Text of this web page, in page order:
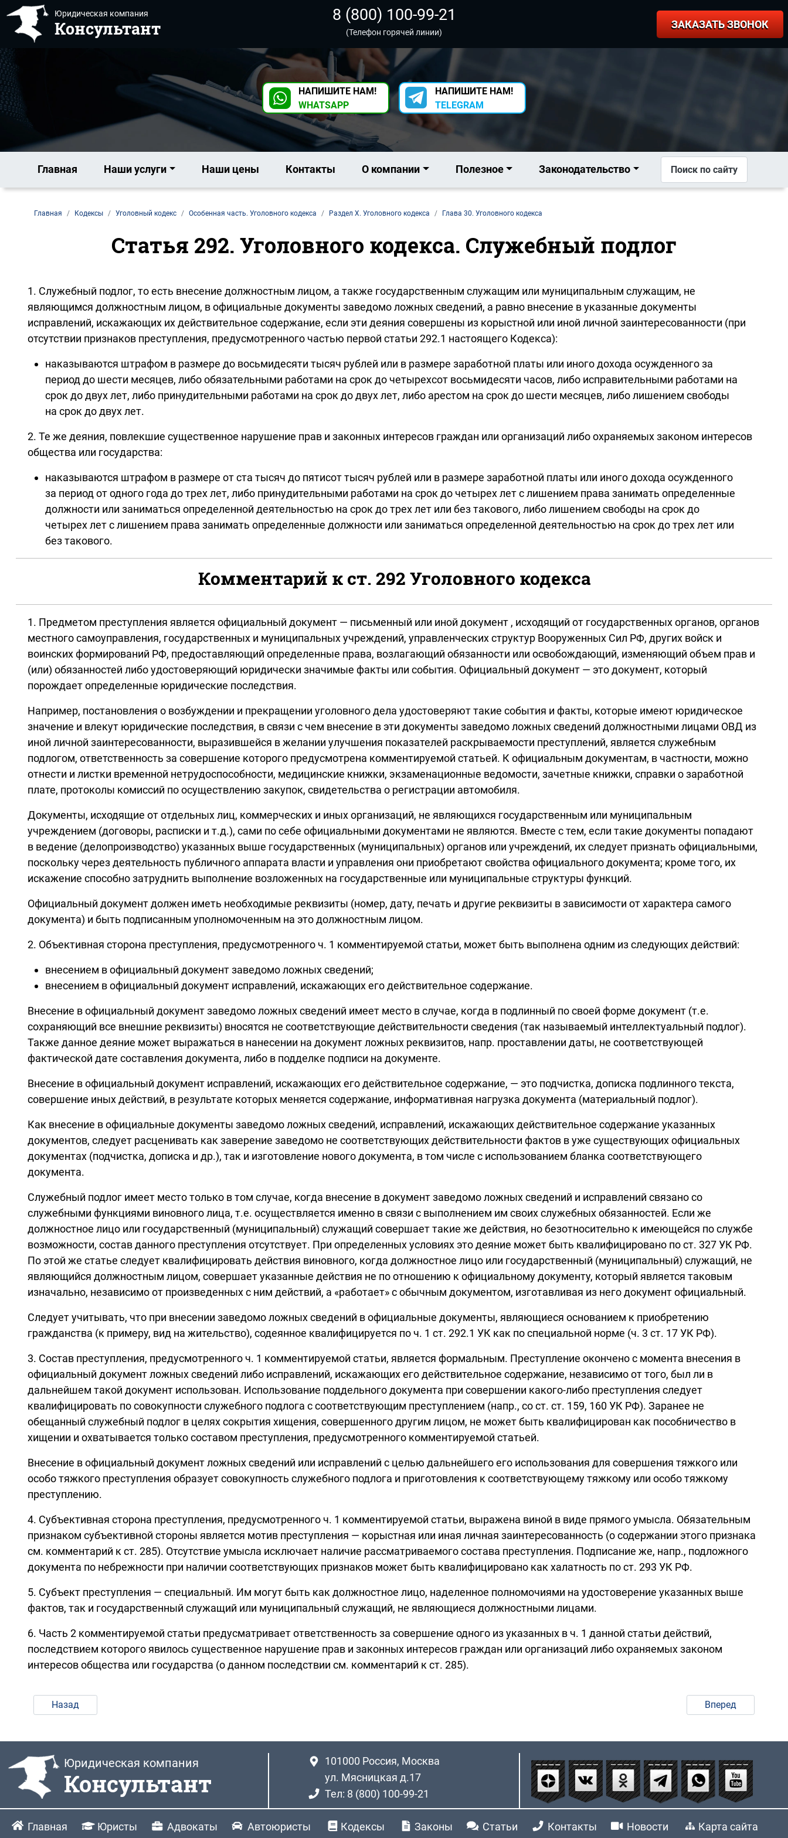
Юридическая компания
Консультант
8 (800) 100-99-21
(Телефон горячей линии)
ЗАКАЗАТЬ ЗВОНОК
НАПИШИТЕ НАМ!
WHATSAPP
НАПИШИТЕ НАМ!
TELEGRAM
Главная Наши услуги Наши цены Контакты О компании Полезное Законодательство Поиск по сайту
Главная Кодексы Уголовный кодекс Особенная часть. Уголовного кодекса Раздел X. Уголовного кодекса Глава 30. Уголовного кодекса
Статья 292. Уголовного кодекса. Служебный подлог
1. Служебный подлог, то есть внесение должностным лицом, а также государственным служащим или муниципальным служащим, не
являющимся должностным лицом, в официальные документы заведомо ложных сведений, а равно внесение в указанные документы
исправлений, искажающих их действительное содержание, если эти деяния совершены из корыстной или иной личной заинтересованности (при
отсутствии признаков преступления, предусмотренного частью первой статьи 292.1 настоящего Кодекса):
наказываются штрафом в размере до восьмидесяти тысяч рублей или в размере заработной платы или иного дохода осужденного за
период до шести месяцев, либо обязательными работами на срок до четырехсот восьмидесяти часов, либо исправительными работами на
срок до двух лет, либо принудительными работами на срок до двух лет, либо арестом на срок до шести месяцев, либо лишением свободы
на срок до двух лет.
2. Те же деяния, повлекшие существенное нарушение прав и законных интересов граждан или организаций либо охраняемых законом интересов
общества или государства:
наказываются штрафом в размере от ста тысяч до пятисот тысяч рублей или в размере заработной платы или иного дохода осужденного
за период от одного года до трех лет, либо принудительными работами на срок до четырех лет с лишением права занимать определенные
должности или заниматься определенной деятельностью на срок до трех лет или без такового, либо лишением свободы на срок до
четырех лет с лишением права занимать определенные должности или заниматься определенной деятельностью на срок до трех лет или
без такового.
Комментарий к ст. 292 Уголовного кодекса
1. Предметом преступления является официальный документ — письменный или иной документ , исходящий от государственных органов, органов
местного самоуправления, государственных и муниципальных учреждений, управленческих структур Вооруженных Сил РФ, других войск и
воинских формирований РФ, предоставляющий определенные права, возлагающий обязанности или освобождающий, изменяющий объем прав и
(или) обязанностей либо удостоверяющий юридически значимые факты или события. Официальный документ — это документ, который
порождает определенные юридические последствия.
Например, постановления о возбуждении и прекращении уголовного дела удостоверяют такие события и факты, которые имеют юридическое
значение и влекут юридические последствия, в связи с чем внесение в эти документы заведомо ложных сведений должностными лицами ОВД из
иной личной заинтересованности, выразившейся в желании улучшения показателей раскрываемости преступлений, является служебным
подлогом, ответственность за совершение которого предусмотрена комментируемой статьей. К официальным документам, в частности, можно
отнести и листки временной нетрудоспособности, медицинские книжки, экзаменационные ведомости, зачетные книжки, справки о заработной
плате, протоколы комиссий по осуществлению закупок, свидетельства о регистрации автомобиля.
Документы, исходящие от отдельных лиц, коммерческих и иных организаций, не являющихся государственным или муниципальным
учреждением (договоры, расписки и т.д.), сами по себе официальными документами не являются. Вместе с тем, если такие документы попадают
в ведение (делопроизводство) указанных выше государственных (муниципальных) органов или учреждений, их следует признать официальными,
поскольку через деятельность публичного аппарата власти и управления они приобретают свойства официального документа; кроме того, их
искажение способно затруднить выполнение возложенных на государственные или муниципальные структуры функций.
Официальный документ должен иметь необходимые реквизиты (номер, дату, печать и другие реквизиты в зависимости от характера самого
документа) и быть подписанным уполномоченным на это должностным лицом.
2. Объективная сторона преступления, предусмотренного ч. 1 комментируемой статьи, может быть выполнена одним из следующих действий:
внесением в официальный документ заведомо ложных сведений;
внесением в официальный документ исправлений, искажающих его действительное содержание.
Внесение в официальный документ заведомо ложных сведений имеет место в случае, когда в подлинный по своей форме документ (т.е.
сохраняющий все внешние реквизиты) вносятся не соответствующие действительности сведения (так называемый интеллектуальный подлог).
Также данное деяние может выражаться в нанесении на документ ложных реквизитов, напр. проставлении даты, не соответствующей
фактической дате составления документа, либо в подделке подписи на документе.
Внесение в официальный документ исправлений, искажающих его действительное содержание, — это подчистка, дописка подлинного текста,
совершение иных действий, в результате которых меняется содержание, информативная нагрузка документа (материальный подлог).
Как внесение в официальные документы заведомо ложных сведений, исправлений, искажающих действительное содержание указанных
документов, следует расценивать как заверение заведомо не соответствующих действительности фактов в уже существующих официальных
документах (подчистка, дописка и др.), так и изготовление нового документа, в том числе с использованием бланка соответствующего
документа.
Служебный подлог имеет место только в том случае, когда внесение в документ заведомо ложных сведений и исправлений связано со
служебными функциями виновного лица, т.е. осуществляется именно в связи с выполнением им своих служебных обязанностей. Если же
должностное лицо или государственный (муниципальный) служащий совершает такие же действия, но безотносительно к имеющейся по службе
возможности, состав данного преступления отсутствует. При определенных условиях это деяние может быть квалифицировано по ст. 327 УК РФ.
По этой же статье следует квалифицировать действия виновного, когда должностное лицо или государственный (муниципальный) служащий, не
являющийся должностным лицом, совершает указанные действия не по отношению к официальному документу, который является таковым
изначально, независимо от произведенных с ним действий, а «работает» с обычным документом, изготавливая из него документ официальный.
Следует учитывать, что при внесении заведомо ложных сведений в официальные документы, являющиеся основанием к приобретению
гражданства (к примеру, вид на жительство), содеянное квалифицируется по ч. 1 ст. 292.1 УК как по специальной норме (ч. 3 ст. 17 УК РФ).
3. Состав преступления, предусмотренного ч. 1 комментируемой статьи, является формальным. Преступление окончено с момента внесения в
официальный документ ложных сведений либо исправлений, искажающих его действительное содержание, независимо от того, был ли в
дальнейшем такой документ использован. Использование поддельного документа при совершении какого-либо преступления следует
квалифицировать по совокупности служебного подлога с соответствующим преступлением (напр., со ст. ст. 159, 160 УК РФ). Заранее не
обещанный служебный подлог в целях сокрытия хищения, совершенного другим лицом, не может быть квалифицирован как пособничество в
хищении и охватывается только составом преступления, предусмотренного комментируемой статьей.
Внесение в официальный документ ложных сведений или исправлений с целью дальнейшего его использования для совершения тяжкого или
особо тяжкого преступления образует совокупность служебного подлога и приготовления к соответствующему тяжкому или особо тяжкому
преступлению.
4. Субъективная сторона преступления, предусмотренного ч. 1 комментируемой статьи, выражена виной в виде прямого умысла. Обязательным
признаком субъективной стороны является мотив преступления — корыстная или иная личная заинтересованность (о содержании этого признака
см. комментарий к ст. 285). Отсутствие умысла исключает наличие рассматриваемого состава преступления. Подписание же, напр., подложного
документа по небрежности при наличии соответствующих признаков может быть квалифицировано как халатность по ст. 293 УК РФ.
5. Субъект преступления — специальный. Им могут быть как должностное лицо, наделенное полномочиями на удостоверение указанных выше
фактов, так и государственный служащий или муниципальный служащий, не являющиеся должностными лицами.
6. Часть 2 комментируемой статьи предусматривает ответственность за совершение одного из указанных в ч. 1 данной статьи действий,
последствием которого явилось существенное нарушение прав и законных интересов граждан или организаций либо охраняемых законом
интересов общества или государства (о данном последствии см. комментарий к ст. 285).
Назад Вперед
Юридическая компания
Консультант
101000 Россия, Москва
ул. Мясницкая д.17
Тел: 8 (800) 100-99-21
Главная Юристы Адвокаты Автоюристы Кодексы Законы Статьи Контакты Новости Карта сайта